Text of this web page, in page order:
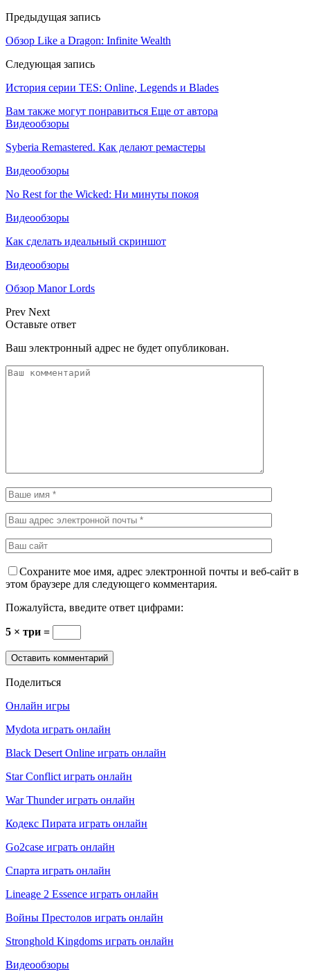
Предыдущая запись
Обзор Like a Dragon: Infinite Wealth
Следующая запись
История серии TES: Online, Legends и Blades
Вам также могут понравиться Еще от автора
Видеообзоры
Syberia Remastered. Как делают ремастеры
Видеообзоры
No Rest for the Wicked: Ни минуты покоя
Видеообзоры
Как сделать идеальный скриншот
Видеообзоры
Обзор Manor Lords
Prev Next
Оставьте ответ
Ваш электронный адрес не будет опубликован.
Сохраните мое имя, адрес электронной почты и веб-сайт в
этом браузере для следующего комментария.
Пожалуйста, введите ответ цифрами:
5 × три =
Поделиться
Онлайн игры
Mydota играть онлайн
Black Desert Online играть онлайн
Star Conflict играть онлайн
War Thunder играть онлайн
Кодекс Пирата играть онлайн
Go2case играть онлайн
Спарта играть онлайн
Lineage 2 Essence играть онлайн
Войны Престолов играть онлайн
Stronghold Kingdoms играть онлайн
Видеообзоры